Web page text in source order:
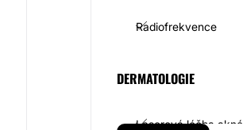
Radiofrekvence
DERMATOLOGIE
Laserová léčba akné